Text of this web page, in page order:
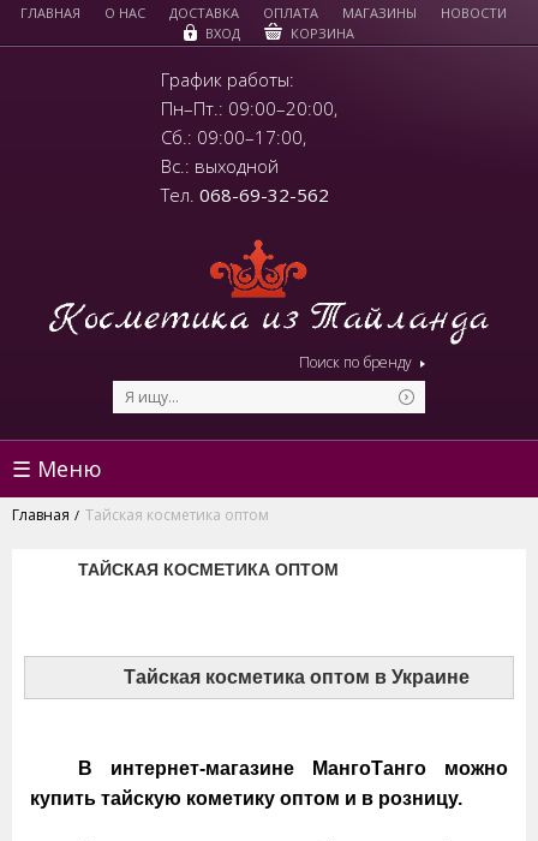
ГЛАВНАЯ О НАС ДОСТАВКА ОПЛАТА МАГАЗИНЫ
НОВОСТИ
ВХОД
КОРЗИНА
График работы:
Пн–Пт.: 09:00–20:00,
Сб.: 09:00–17:00,
Вс.: выходной
Тел. 068-69-32-562
Поиск по бренду
☰ Меню
Главная / Тайская косметика оптом
ТАЙСКАЯ КОСМЕТИКА ОПТОМ
Тайская косметика оптом в Украине
В интернет-магазине МангоТанго можно
купить тайскую кометику оптом и в розницу.